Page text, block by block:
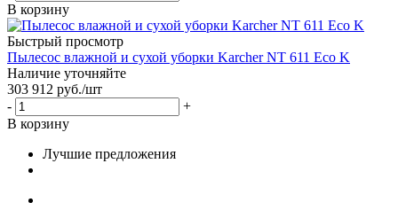
В корзину
Быстрый просмотр
Пылесос влажной и сухой уборки Karcher NT 611 Eco K
Наличие уточняйте
303 912 руб./шт
-
+
В корзину
Лучшие предложения